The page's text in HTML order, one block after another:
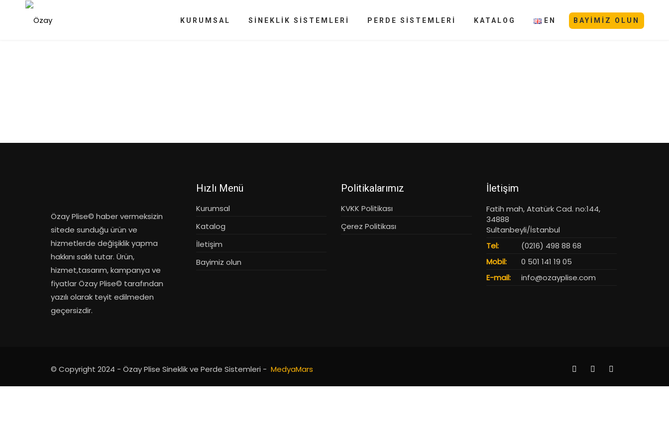
KURUMSAL SİNEKLİK SİSTEMLERİ PERDE SİSTEMLERİ KATALOG EN BAYIMIZ OLUN
Özay Plise© haber vermeksizin
sitede sunduğu ürün ve
hizmetlerde değişiklik yapma
hakkını saklı tutar. Ürün,
hizmet,tasarım, kampanya ve
fiyatlar Özay Plise© tarafından
yazılı olarak teyit edilmeden
geçersizdir.
Hızlı Menü
Kurumsal
Katalog
İletişim
Bayimiz olun
Politikalarımız
KVKK Politikası
Çerez Politikası
İletişim
Fatih mah, Atatürk Cad. no:144,
34888
Sultanbeyli/İstanbul
Tel:
(0216) 498 88 68
Mobil:
0 501 141 19 05
E-mail:
info@ozayplise.com
© Copyright 2024 - Özay Plise Sineklik ve Perde Sistemleri - MedyaMars